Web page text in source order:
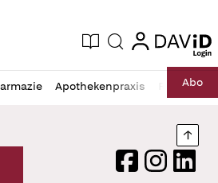
Zeitung
Aktuelle Ausgabe
Suche login
login
Apothekenpraxis RechtAbo
Verlag Logo
FacebookInstagram